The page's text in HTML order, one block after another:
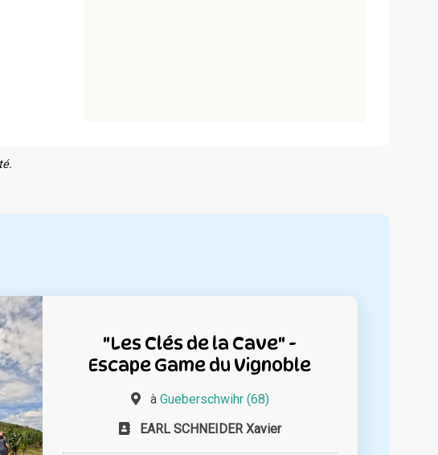
"Les Clés de la Cave" -
Escape Game du Vignoble
à Gueberschwihr (68)
EARL SCHNEIDER Xavier